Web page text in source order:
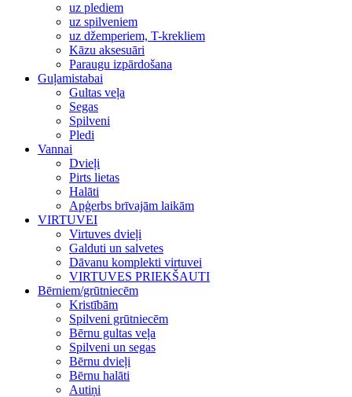
uz plediem
uz spilveniem
uz džemperiem, T-krekliem
Kāzu aksesuāri
Paraugu izpārdošana
Guļamistabai
Gultas veļa
Segas
Spilveni
Pledi
Vannai
Dvieļi
Pirts lietas
Halāti
Apģerbs brīvajām laikām
VIRTUVEI
Virtuves dvieļi
Galduti un salvetes
Dāvanu komplekti virtuvei
VIRTUVES PRIEKŠAUTI
Bērniem/grūtniecēm
Kristībām
Spilveni grūtniecēm
Bērnu gultas veļa
Spilveni un segas
Bērnu dvieļi
Bērnu halāti
Autiņi